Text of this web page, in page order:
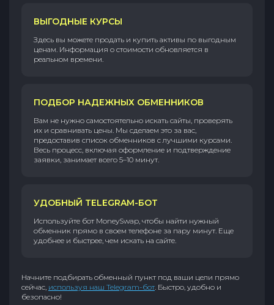
ВЫГОДНЫЕ КУРСЫ
Здесь вы можете продать и купить активы по выгодным
ценам. Информация о стоимости обновляется в
реальном времени.
ПОДБОР НАДЕЖНЫХ ОБМЕННИКОВ
Вам не нужно самостоятельно искать сайты, проверять
их и сравнивать цены. Мы сделаем это за вас,
предоставив список обменников с лучшими курсами.
Весь процесс, включая оформление и подтверждение
заявки, занимает всего 5–10 минут.
УДОБНЫЙ TELEGRAM-БОТ
Используйте бот MoneySwap, чтобы найти нужный
обменник прямо в своем телефоне за пару минут. Еще
удобнее и быстрее, чем искать на сайте.
Начните подбирать обменный пункт под ваши цели прямо
сейчас, используя наш Telegram-бот. Быстро, удобно и
безопасно!